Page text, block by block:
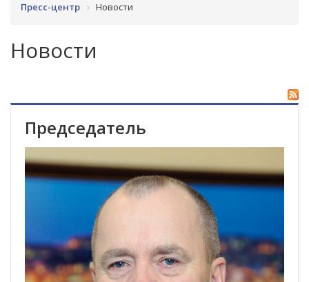
Пресс-центр Новости
Новости
Председатель